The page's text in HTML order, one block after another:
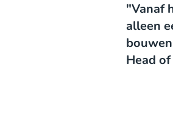
"Vanaf
alleen
Head